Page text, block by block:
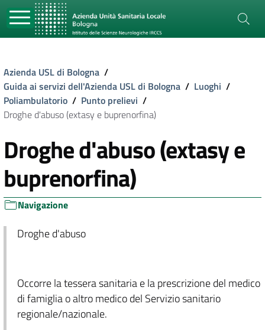
Azienda USL di Bologna /
Guida ai servizi dell'Azienda USL di Bologna / Luoghi /
Poliambulatorio / Punto prelievi /
Droghe d'abuso (extasy e buprenorfina)
Droghe d'abuso (extasy e
buprenorfina)
Navigazione
Droghe d'abuso
Occorre la tessera sanitaria e la prescrizione del medico
di famiglia o altro medico del Servizio sanitario
regionale/nazionale.